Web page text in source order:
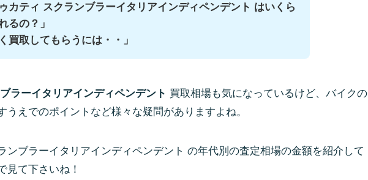
ゥカティ スクランブラーイタリアインディペンデント はいくら
るの？」
く買取してもらうには・・」
ラーイタリアインディペンデント 買取相場も気になっているけど、バイクの
うえでのポイントなど様々な疑問がありますよね。
ンブラーイタリアインディペンデント の年代別の査定相場の金額を紹介して
見て下さいね！